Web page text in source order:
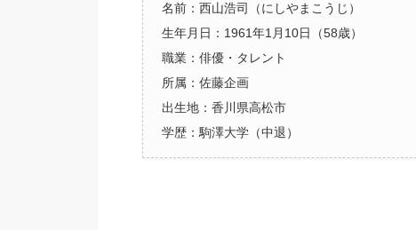
名前：西山浩司（にしやまこうじ）
生年月日：1961年1月10日（58歳）
職業：俳優・タレント
所属：佐藤企画
出生地：香川県高松市
学歴：駒澤大学（中退）